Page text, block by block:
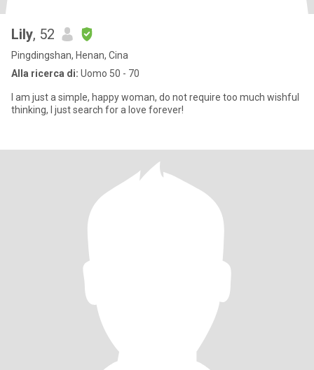
Lily, 52
Pingdingshan, Henan, Cina
Alla ricerca di: Uomo 50 - 70
I am just a simple, happy woman, do not require too much wishful
thinking, I just search for a love forever!